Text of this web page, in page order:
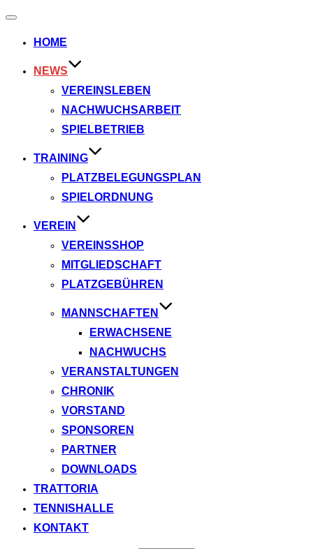
Navigation
HOME
NEWS
VEREINSLEBEN
NACHWUCHSARBEIT
SPIELBETRIEB
TRAINING
PLATZBELEGUNGSPLAN
SPIELORDNUNG
VEREIN
VEREINSSHOP
MITGLIEDSCHAFT
PLATZGEBÜHREN
MANNSCHAFTEN
ERWACHSENE
NACHWUCHS
VERANSTALTUNGEN
CHRONIK
VORSTAND
SPONSOREN
PARTNER
DOWNLOADS
TRATTORIA
TENNISHALLE
KONTAKT